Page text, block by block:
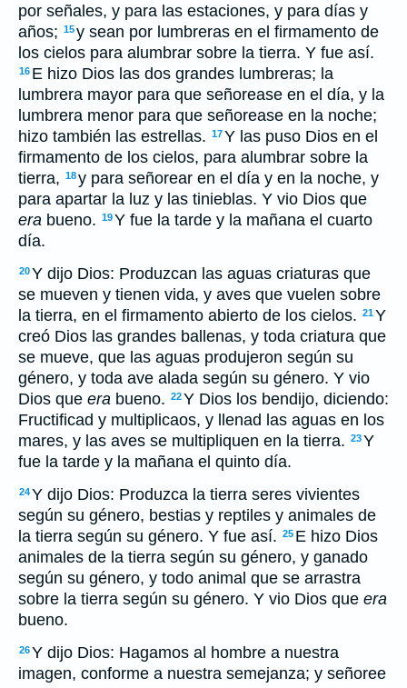
por señales, y para las estaciones, y para días y
años; 15y sean por lumbreras en el firmamento de
los cielos para alumbrar sobre la tierra. Y fue así.
16 E hizo Dios las dos grandes lumbreras; la
lumbrera mayor para que señorease en el día, y la
lumbrera menor para que señorease en la noche;
hizo también las estrellas. 17Y las puso Dios en el
firmamento de los cielos, para alumbrar sobre la
tierra, 18y para señorear en el día y en la noche, y
para apartar la luz y las tinieblas. Y vio Dios que
era bueno. 19Y fue la tarde y la mañana el cuarto
día.
20Y dijo Dios: Produzcan las aguas criaturas que
se mueven y tienen vida, y aves que vuelen sobre
la tierra, en el firmamento abierto de los cielos. 21Y
creó Dios las grandes ballenas, y toda criatura que
se mueve, que las aguas produjeron según su
género, y toda ave alada según su género. Y vio
Dios que era bueno. 22Y Dios los bendijo, diciendo:
Fructificad y multiplicaos, y llenad las aguas en los
mares, y las aves se multipliquen en la tierra. 23Y
fue la tarde y la mañana el quinto día.
24Y dijo Dios: Produzca la tierra seres vivientes
según su género, bestias y reptiles y animales de
la tierra según su género. Y fue así. 25 E hizo Dios
animales de la tierra según su género, y ganado
según su género, y todo animal que se arrastra
sobre la tierra según su género. Y vio Dios que era
bueno.
26Y dijo Dios: Hagamos al hombre a nuestra
imagen, conforme a nuestra semejanza; y señoree